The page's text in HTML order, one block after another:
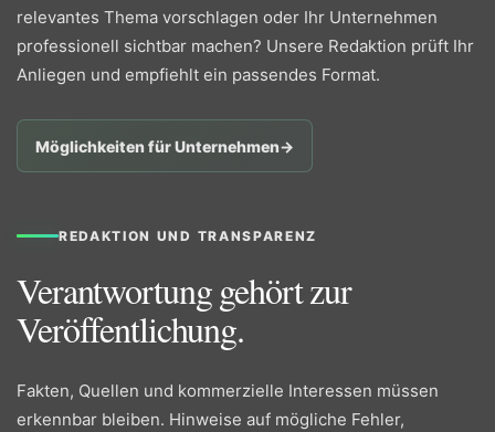
relevantes Thema vorschlagen oder Ihr Unternehmen
professionell sichtbar machen? Unsere Redaktion prüft Ihr
Anliegen und empfiehlt ein passendes Format.
Möglichkeiten für Unternehmen→
REDAKTION UND TRANSPARENZ
Verantwortung gehört zur
Veröffentlichung.
Fakten, Quellen und kommerzielle Interessen müssen
erkennbar bleiben. Hinweise auf mögliche Fehler,